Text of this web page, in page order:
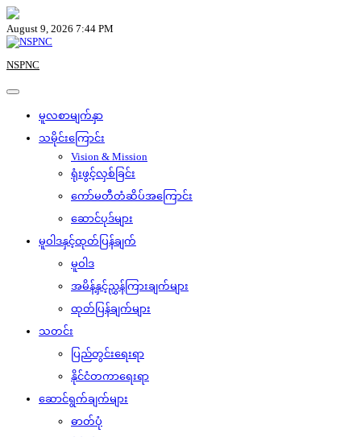
Skip
to
content
August 9, 2026 7:44 PM
NSPNC
မူလစာမျက်နှာ
သမိုင်းကြောင်း
Vision & Mission
ရုံးဖွင့်လှစ်ခြင်း
ကော်မတီတံဆိပ်အကြောင်း
ဆောင်ပုဒ်များ
မူဝါဒနှင့်ထုတ်ပြန်ချက်
မူဝါဒ
အမိန့်နှင့်ညွှန်ကြားချက်များ
ထုတ်ပြန်ချက်များ
သတင်း
ပြည်တွင်းရေးရာ
နိုင်ငံတကာရေးရာ
ဆောင်ရွက်ချက်များ
ဓာတ်ပုံ